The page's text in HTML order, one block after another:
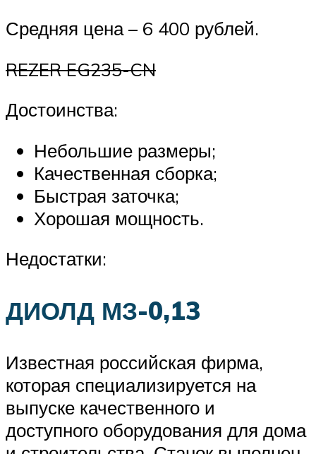
Средняя цена – 6 400 рублей.
REZER EG235-CN
Достоинства:
Небольшие размеры;
Качественная сборка;
Быстрая заточка;
Хорошая мощность.
Недостатки:
ДИОЛД МЗ-0,13
Известная российская фирма,
которая специализируется на
выпуске качественного и
доступного оборудования для дома